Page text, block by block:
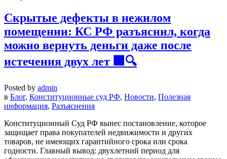
Скрытые дефекты в нежилом
помещении: КС РФ разъяснил, когда
можно вернуть деньги даже после
истечения двух лет 🏢🔍
Posted by admin
в Блог, Конституционные суд РФ, Новости, Полезная
информация, Разъяснения
Конституционный Суд РФ вынес постановление, которое
защищает права покупателей недвижимости и других
товаров, не имеющих гарантийного срока или срока
годности. Главный вывод: двухлетний период для